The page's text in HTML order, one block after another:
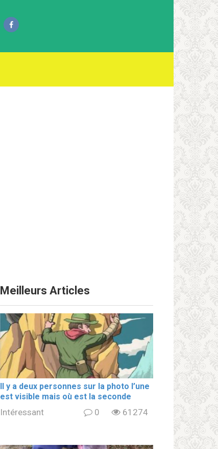
Meilleurs Articles
Il y a deux personnes sur la photo l’une
est visible mais où est la seconde
Intéressant 0 61274